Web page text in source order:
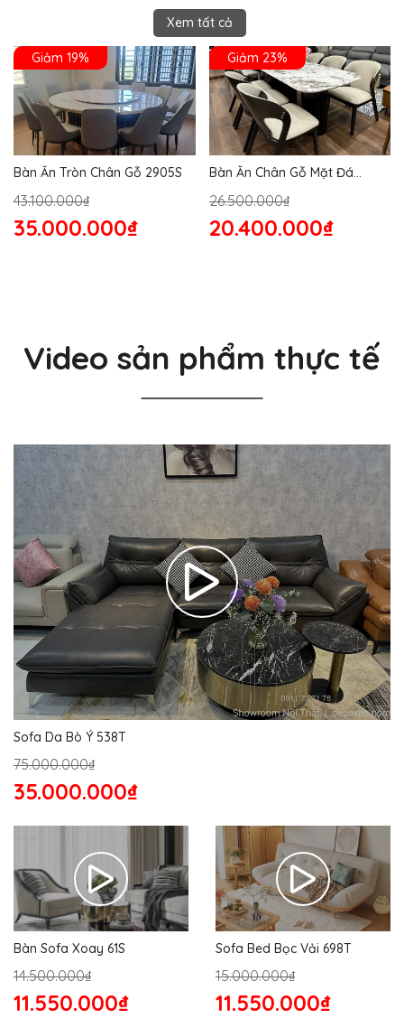
Xem tất cả
Giảm 19%
Bàn Ăn Tròn Chân Gỗ 2905S
43.100.000₫
35.000.000₫
Giảm 23%
Bàn Ăn Chân Gỗ Mặt Đá
26.500.000₫
20.400.000₫
Video sản phẩm thực tế
Sofa Da Bò Ý 538T
75.000.000₫
35.000.000₫
Bàn Sofa Xoay 61S
14.500.000₫
11.550.000₫
Sofa Bed Bọc Vải 698T
15.000.000₫
11.550.000₫